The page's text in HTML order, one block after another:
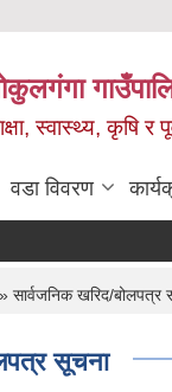
स्वास्थ्य, कृषि र
वडा विवरण
सार्वजनिक खरिद/बोलपत्र
सूचना